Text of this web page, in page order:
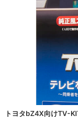
トヨタbZ4X向けTV-